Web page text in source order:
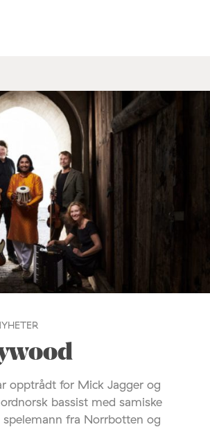
opptrådt for Mick Jagger og
bassist med samiske
fra Norrbotten og